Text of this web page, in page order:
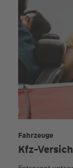
Kfz-
Fahrzeuge